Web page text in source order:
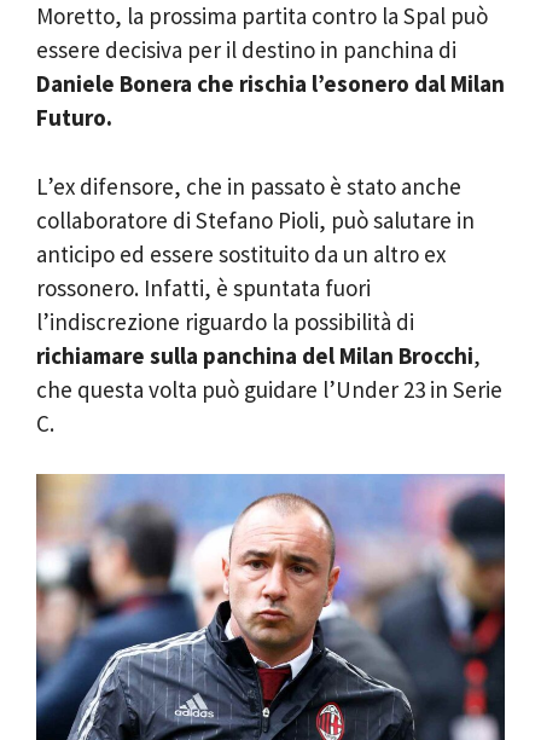
Moretto, la prossima partita contro la Spal può
essere decisiva per il destino in panchina di
Daniele Bonera che rischia l’esonero dal Milan
Futuro.
L’ex difensore, che in passato è stato anche
collaboratore di Stefano Pioli, può salutare in
anticipo ed essere sostituito da un altro ex
rossonero. Infatti, è spuntata fuori
l’indiscrezione riguardo la possibilità di
richiamare sulla panchina del Milan Brocchi,
che questa volta può guidare l’Under 23 in Serie
C.